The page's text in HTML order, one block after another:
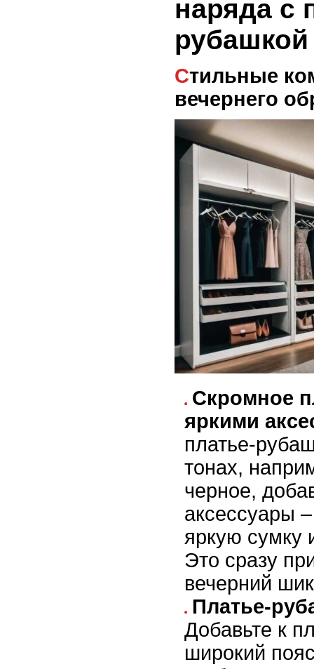
наряда с
рубашкой
Стильные комбинации для
вечернего
Скромное
яркими
платье-
тонах,
черное,
аксессуары
яркую сумку
Это сразу
вечерний
Платье-
Добавьте к
широкий